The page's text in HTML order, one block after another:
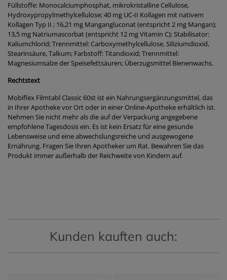
Füllstoffe: Monocalciumphosphat, mikrokristalline Cellulose,
Hydroxypropylmethylcellulose; 40 mg UC-II Kollagen mit nativem
Kollagen Typ II ; 16,21 mg Mangangluconat (entspricht 2 mg Mangan);
13,5 mg Natriumascorbat (entspricht 12 mg Vitamin C); Stabilisator:
Kaliumchlorid; Trennmittel: Carboxymethylcellulose, Siliziumdioxid,
Stearinsäure, Talkum; Farbstoff: Titandioxid; Trennmittel:
Magnesiumsalze der Speisefettsäuren; Überzugsmittel Bienenwachs.
Rechtstext
Mobiflex Filmtabl Classic 60st ist ein Nahrungsergänzungsmittel, das
in Ihrer Apotheke vor Ort oder in einer Online-Apotheke erhältlich ist.
Nehmen Sie nicht mehr als die auf der Verpackung angegebene
empfohlene Tagesdosis ein. Es ist kein Ersatz für eine gesunde
Lebensweise und eine abwechslungsreiche und ausgewogene
Ernährung. Fragen Sie Ihren Apotheker um Rat. Bewahren Sie das
Produkt immer außerhalb der Reichweite von Kindern auf.
Kunden kauften auch: